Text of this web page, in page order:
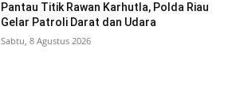
Pantau Titik Rawan Karhutla, Polda Riau
Gelar Patroli Darat dan Udara
Sabtu, 8 Agustus 2026